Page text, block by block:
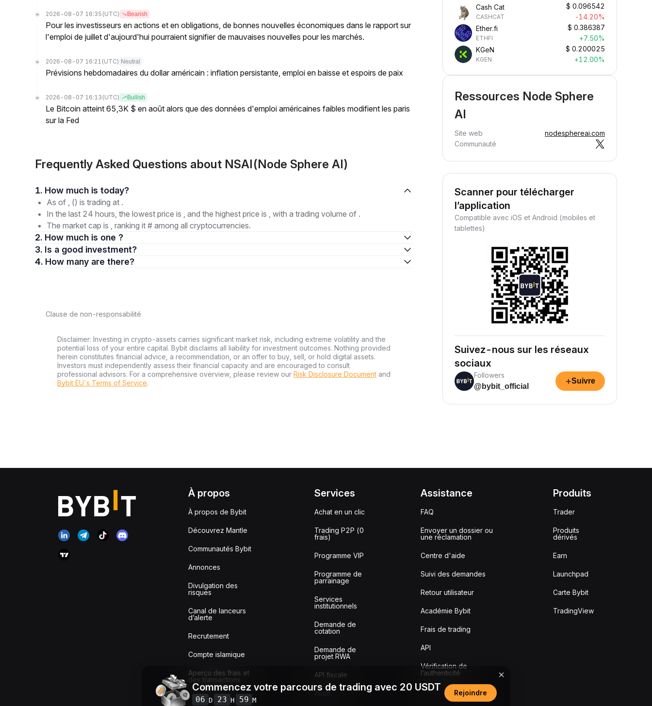
2026-08-07 16:35 (UTC) Bearish
Pour les investisseurs en actions et en obligations, de bonnes nouvelles économiques dans le rapport sur
l'emploi de juillet d'aujourd'hui pourraient signifier de mauvaises nouvelles pour les marchés.
2026-08-07 16:21 (UTC) Neutral
Prévisions hebdomadaires du dollar américain : inflation persistante, emploi en baisse et espoirs de paix
2026-08-07 16:13 (UTC) Bullish
Le Bitcoin atteint 65,3K $ en août alors que des données d'emploi américaines faibles modifient les paris
sur la Fed
Frequently Asked Questions about NSAI(Node Sphere AI)
1. How much is today?
As of , () is trading at .
In the last 24 hours, the lowest price is , and the highest price is , with a trading volume of .
The market cap is , ranking it # among all cryptocurrencies.
2. How much is one ?
3. Is a good investment?
4. How many are there?
Clause de non-responsabilité
Disclaimer: Investing in crypto-assets carries significant market risk, including extreme volatility and the
potential loss of your entire capital. Bybit disclaims all liability for investment outcomes. Nothing provided
herein constitutes financial advice, a recommendation, or an offer to buy, sell, or hold digital assets.
Investors must independently assess their financial capacity and are encouraged to consult
professional advisors. For a comprehensive overview, please review our Risk Disclosure Document and
Bybit EU´s Terms of Service.
Cash Cat
CASHCAT
$ 0.096542
-14.20%
Ether.fi
ETHFI
$ 0.386387
+7.50%
KGeN
KGEN
$ 0.200025
+12.00%
Ressources Node Sphere
AI
Site web
nodesphereai.com
Communauté
Scanner pour télécharger
l’application
Compatible avec iOS et Android (mobiles et
tablettes)
Suivez-nous sur les réseaux
sociaux
Followers
@bybit_official
+Suivre
À propos
À propos de Bybit
Découvrez Mantle
Communautés Bybit
Annonces
Divulgation des
risques
Canal de lanceurs
d’alerte
Recrutement
Compte islamique
Aperçu des frais et
des transactions
Services
Achat en un clic
Trading P2P (0
frais)
Programme VIP
Programme de
parrainage
Services
institutionnels
Demande de
cotation
Demande de
projet RWA
API fiscale
Audit
Assistance
FAQ
Envoyer un dossier ou
une réclamation
Centre d'aide
Suivi des demandes
Retour utilisateur
Académie Bybit
Frais de trading
API
Vérification de
l’authenticité
Produits
Trader
Produits
dérivés
Earn
Launchpad
Carte Bybit
TradingView
Commencez votre parcours de trading avec 20 USDT
06 D 23 H 59 M
Rejoindre